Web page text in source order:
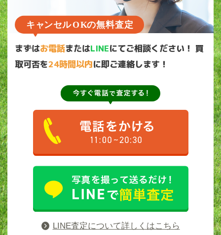
まずはお電話またはLINEにてご相談ください！ 買
取可否を24時間以内に即ご連絡します！
LINE査定について詳しくはこちら